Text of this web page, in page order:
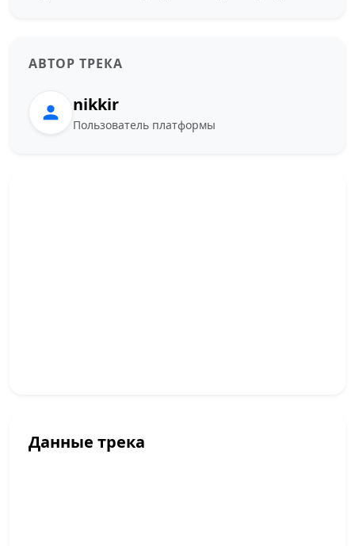
АВТОР ТРЕКА
nikkir
Пользователь платформы
Данные трека